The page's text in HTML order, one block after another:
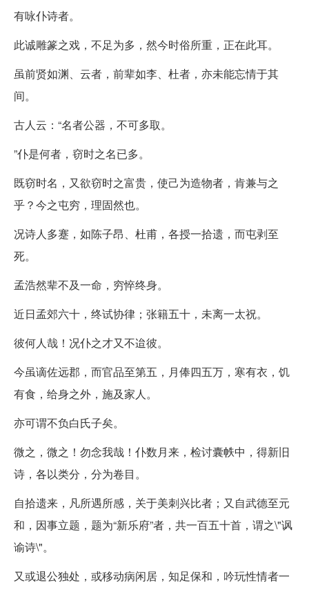
有咏仆诗者。
此诚雕篆之戏，不足为多，然今时俗所重，正在此耳。
虽前贤如渊、云者，前辈如李、杜者，亦未能忘情于其
间。
古人云：“名者公器，不可多取。
”仆是何者，窃时之名已多。
既窃时名，又欲窃时之富贵，使己为造物者，肯兼与之
乎？今之屯穷，理固然也。
况诗人多蹇，如陈子昂、杜甫，各授一拾遗，而屯剥至
死。
孟浩然辈不及一命，穷悴终身。
近日孟郊六十，终试协律；张籍五十，未离一太祝。
彼何人哉！况仆之才又不迨彼。
今虽谪佐远郡，而官品至第五，月俸四五万，寒有衣，饥
有食，给身之外，施及家人。
亦可谓不负白氏子矣。
微之，微之！勿念我哉！仆数月来，检讨囊帙中，得新旧
诗，各以类分，分为卷目。
自拾遗来，凡所遇所感，关于美刺兴比者；又自武德至元
和，因事立题，题为“新乐府”者，共一百五十首，谓之\"讽
谕诗\"。
又或退公独处，或移动病闲居，知足保和，吟玩性情者一